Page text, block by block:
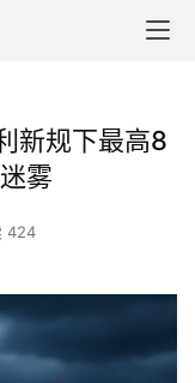
新规下最高8
雾
424